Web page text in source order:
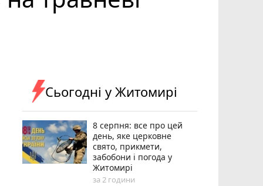
Сьогодні у Житомирі
8 серпня: все про цей
день, яке церковне
свято, прикмети,
забобони і погода у
Житомирі
за 2 години